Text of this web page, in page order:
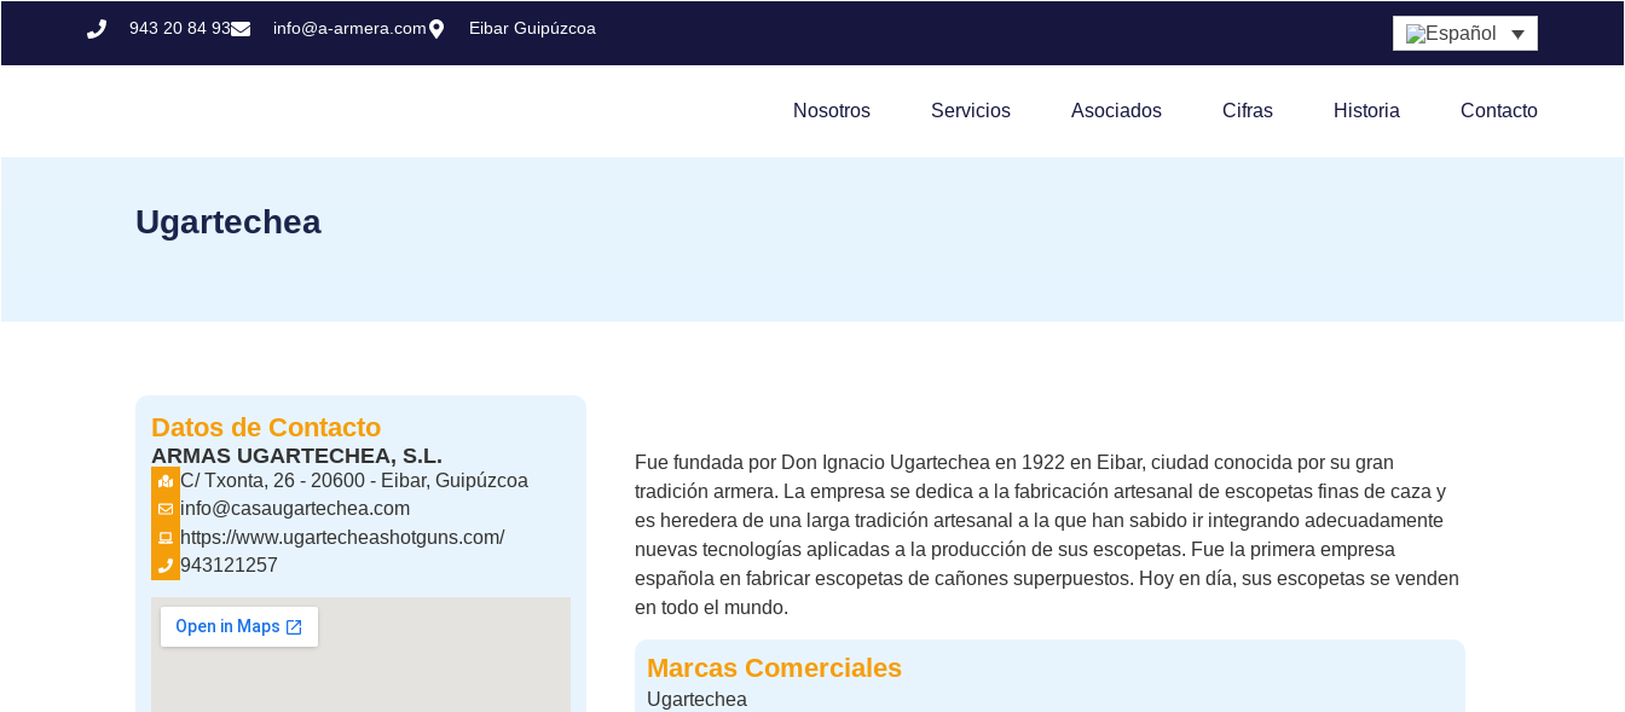
943 20 84 93 info@a-armera.com Eibar Guipúzcoa
Nosotros Servicios Asociados Cifras Historia Contacto
Ugartechea
Datos de Contacto
ARMAS UGARTECHEA, S.L.
C/ Txonta, 26 - 20600 - Eibar, Guipúzcoa
info@casaugartechea.com
https://www.ugartecheashotguns.com/
943121257
Fue fundada por Don Ignacio Ugartechea en 1922 en Eibar, ciudad conocida por su gran
tradición armera. La empresa se dedica a la fabricación artesanal de escopetas finas de caza y
es heredera de una larga tradición artesanal a la que han sabido ir integrando adecuadamente
nuevas tecnologías aplicadas a la producción de sus escopetas. Fue la primera empresa
española en fabricar escopetas de cañones superpuestos. Hoy en día, sus escopetas se venden
en todo el mundo.
Marcas Comerciales
Ugartechea